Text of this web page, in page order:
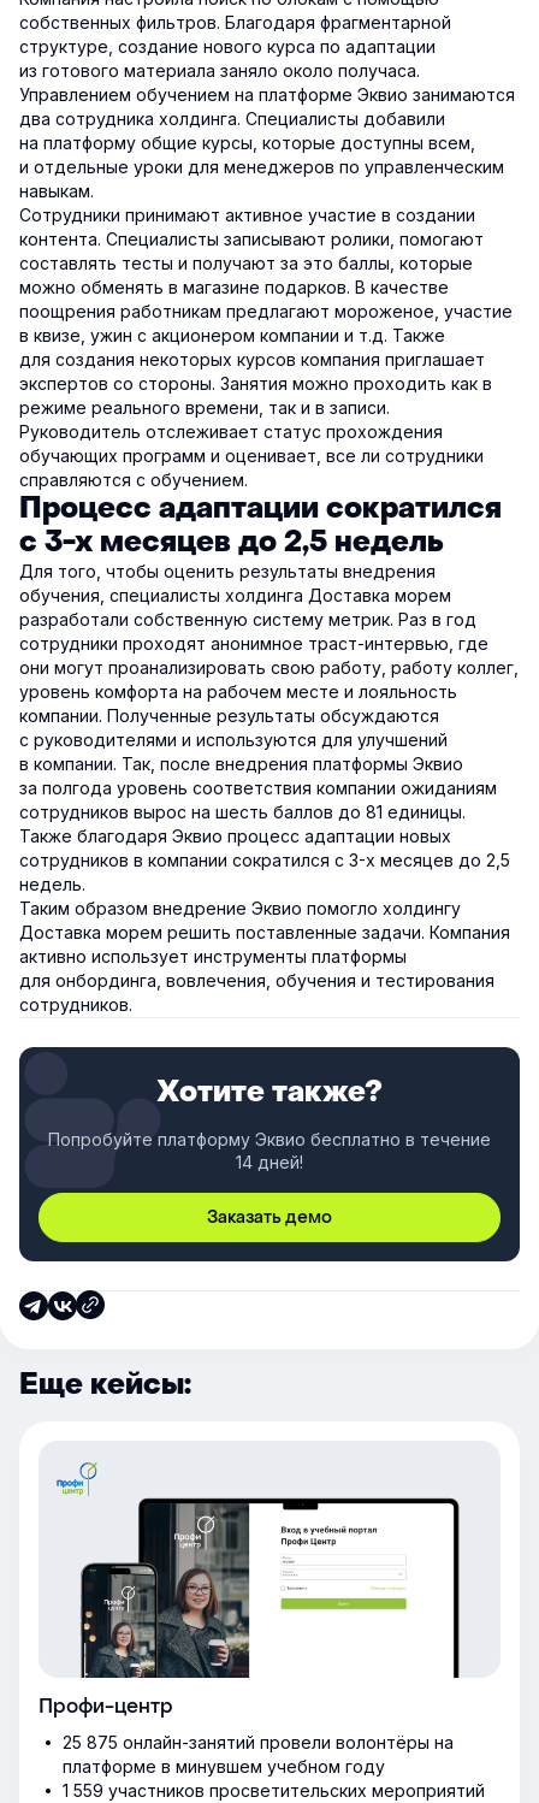
собственных фильтров. Благодаря фрагментарной
структуре, создание нового курса по адаптации
из готового материала заняло около получаса.
Управлением обучением на платформе Эквио занимаются
два сотрудника холдинга. Специалисты добавили
на платформу общие курсы, которые доступны всем,
и отдельные уроки для менеджеров по управленческим
навыкам.
Сотрудники принимают активное участие в создании
контента. Специалисты записывают ролики, помогают
составлять тесты и получают за это баллы, которые
можно обменять в магазине подарков. В качестве
поощрения работникам предлагают мороженое, участие
в квизе, ужин с акционером компании и т.д. Также
для создания некоторых курсов компания приглашает
экспертов со стороны. Занятия можно проходить как в
режиме реального времени, так и в записи.
Руководитель отслеживает статус прохождения
обучающих программ и оценивает, все ли сотрудники
справляются с обучением.
Процесс адаптации сократился
с 3-х месяцев до 2,5 недель
Для того, чтобы оценить результаты внедрения
обучения, специалисты холдинга Доставка морем
разработали собственную систему метрик. Раз в год
сотрудники проходят анонимное траст-интервью, где
они могут проанализировать свою работу, работу коллег,
уровень комфорта на рабочем месте и лояльность
компании. Полученные результаты обсуждаются
с руководителями и используются для улучшений
в компании. Так, после внедрения платформы Эквио
за полгода уровень соответствия компании ожиданиям
сотрудников вырос на шесть баллов до 81 единицы.
Также благодаря Эквио процесс адаптации новых
сотрудников в компании сократился с 3-х месяцев до 2,5
недель.
Таким образом внедрение Эквио помогло холдингу
Доставка морем решить поставленные задачи. Компания
активно использует инструменты платформы
для онбординга, вовлечения, обучения и тестирования
сотрудников.
Хотите также?
Попробуйте платформу Эквио бесплатно в течение
14 дней!
Заказать демо
Еще кейсы:
Профи-центр
25 875 онлайн-занятий провели волонтёры на
платформе в минувшем учебном году
1 559 участников просветительских мероприятий